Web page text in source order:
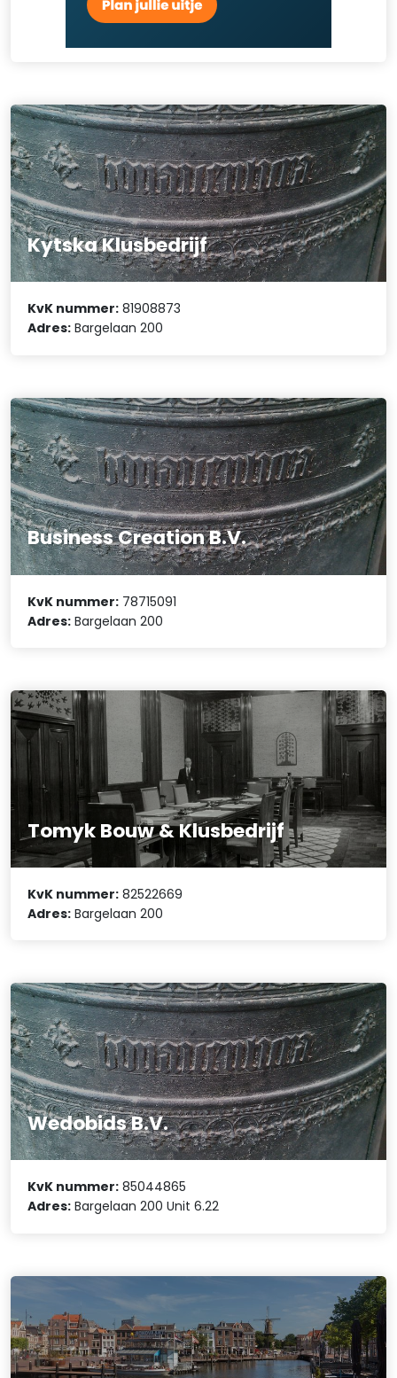
Kytska Klusbedrijf
KvK nummer: 81908873
Adres: Bargelaan 200
Business Creation B.V.
KvK nummer: 78715091
Adres: Bargelaan 200
Tomyk Bouw & Klusbedrijf
KvK nummer: 82522669
Adres: Bargelaan 200
Wedobids B.V.
KvK nummer: 85044865
Adres: Bargelaan 200 Unit 6.22